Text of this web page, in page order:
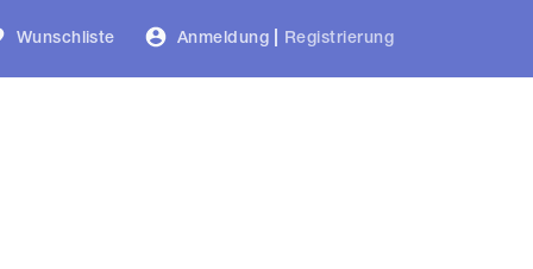
Wunschliste Anmeldung Registrierung